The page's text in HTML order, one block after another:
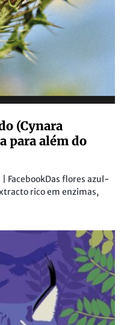
(Cynara
para além do
FacebookDas flores azul-
rico em enzimas,